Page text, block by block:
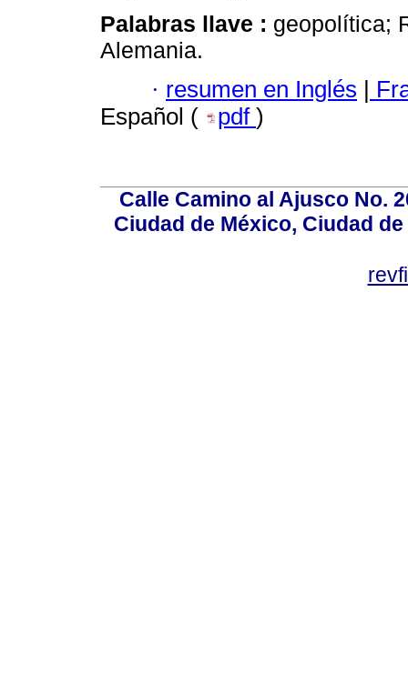
Palabras llave : geopolítica;
Alemania.
· resumen en Inglés |
Español (
pdf )
Calle Camino al Ajusco No.
Ciudad de México, Ciudad